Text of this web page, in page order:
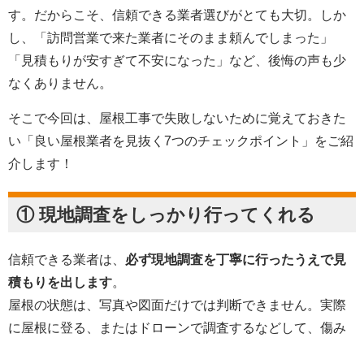
す。だからこそ、信頼できる業者選びがとても大切。しか
し、「訪問営業で来た業者にそのまま頼んでしまった」
「見積もりが安すぎて不安になった」など、後悔の声も少
なくありません。
そこで今回は、屋根工事で失敗しないために覚えておきた
い「良い屋根業者を見抜く7つのチェックポイント」をご紹
介します！
① 現地調査をしっかり行ってくれる
信頼できる業者は、 必ず現地調査を丁寧に行ったうえで見
積もりを出します。
屋根の状態は、写真や図面だけでは判断できません。実際
に屋根に登る、またはドローンで調査するなどして、傷み